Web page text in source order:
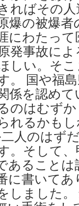
ればその
爆の被爆者
にわたっ
発事故に
しい。そ
。 国や福
係を認め
のはむず
れるかも
人のはず
。そして
あること
に書いて
しました。